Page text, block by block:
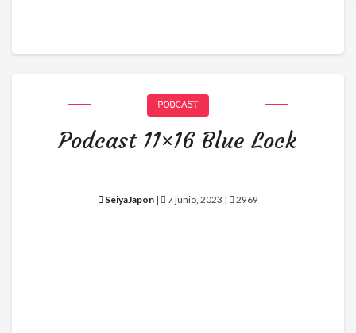
PODCAST
Podcast 11×16 Blue Lock
SeiyaJapon | 7 junio, 2023 | 2969